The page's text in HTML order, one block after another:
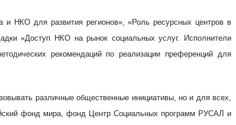
НКО для развития регионов», «Роль ресурсных центров в
«Доступ НКО на рынок социальных услуг. Исполнители
рекомендаций по реализации преференций для
различные общественные инициативы, но и для всех,
фонд мира, фонд Центр Социальных программ РУСАЛ и